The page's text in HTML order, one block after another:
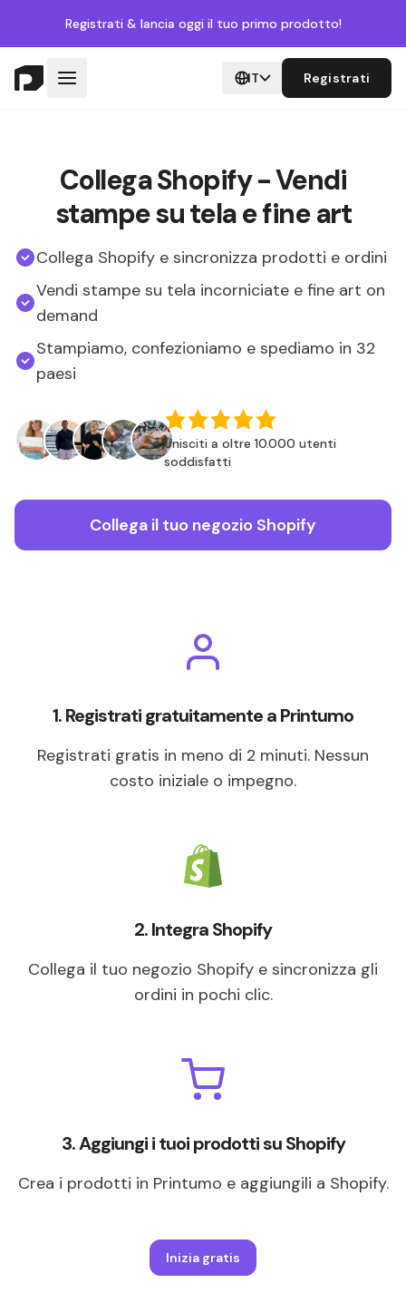
Registrati & lancia oggi il tuo primo prodotto!
IT Registrati
Collega Shopify - Vendi
stampe su tela e fine art
Collega Shopify e sincronizza prodotti e ordini
Vendi stampe su tela incorniciate e fine art on
demand
Stampiamo, confezioniamo e spediamo in 32
paesi
Unisciti a oltre 10.000 utenti
soddisfatti
Collega il tuo negozio Shopify
1. Registrati gratuitamente a Printumo
Registrati gratis in meno di 2 minuti. Nessun
costo iniziale o impegno.
2. Integra Shopify
Collega il tuo negozio Shopify e sincronizza gli
ordini in pochi clic.
3. Aggiungi i tuoi prodotti su Shopify
Crea i prodotti in Printumo e aggiungili a Shopify.
Inizia gratis